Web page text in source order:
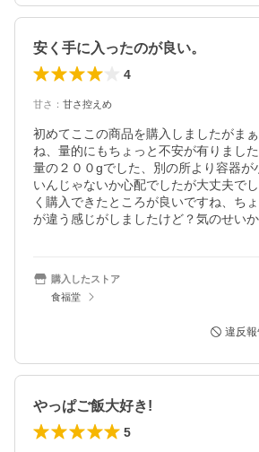
安く手に入ったのが良い。
4
甘さ ： 甘さ控えめ
初めてここの商品を購入しましたがま
ね、量的にもちょっと不安が有りまし
量の２００gでした、別の所より容器が
いんじゃないか心配でしたが大丈夫で
く購入できたところが良いですね、ち
が違う感じがしましたけど？気のせいか
購入したストア
食福堂
違反
やっぱご飯大好き!
5